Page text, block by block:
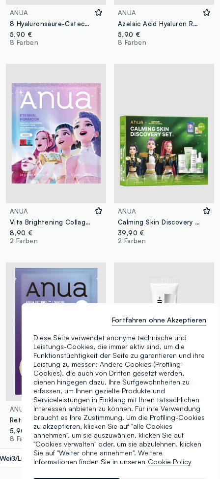
ANUA
8 Hyaluronsäure-Catechin Cool Slim Maske 24 ml | Anua K-Pop Demon Hunters
5,90 €
8 Farben
ANUA
Azelaic Acid Hyaluron Redness Soothing Serum-Maske 23 ml | Anua K‑Pop Demon Hunters
5,90 €
8 Farben
ANUA
Vita Brightening Collagen Maske 34 g | Anua K-Pop Demon Hunters
8,90 €
2 Farben
ANUA
Calming Skin Discovery Set | Anua K-Pop Demon Hunters
39,90 €
2 Farben
ANUA
Retinol Niacin Night Care Maske 24 ml | Anua K-Pop Demon Hunters
5,90 €
8 Farben
Weiß/Lila label.selectsize
ANUA
PDRN Hyaluronic Acid 100 Moisture Cream 60 ml – Koreanische Hautpflege
29,90 €
1 Farben
Diese Seite verwendet anonyme technische und
Leistungs-Cookies, die immer aktiv sind, um die
Funktionstüchtigkeit der Seite zu garantieren und ihre
Leistung zu messen; Andere Cookies (Profiling-
Cookies), die auch von Dritten gesetzt werden,
dienen hingegen dazu, Ihre Surfgewohnheiten zu
erfassen, um Ihnen gezielte Produkte und
Serviceleistungen in Einklang mit Ihren tatsächlichen
Interessen anbieten zu können. Für ihre Verwendung
braucht es Ihre Zustimmung. Um die Profiling-Cookies
zu akzeptieren, klicken Sie auf "alle Cookies
annehmen", um sie auszuwählen, klicken Sie auf
"Cookies verwalten" oder, um sie abzulehnen, klicken
Sie auf "Weiter ohne annehmen". Weitere
Informationen finden Sie in unseren Cookie Policy
Fortfahren ohne Akzeptieren